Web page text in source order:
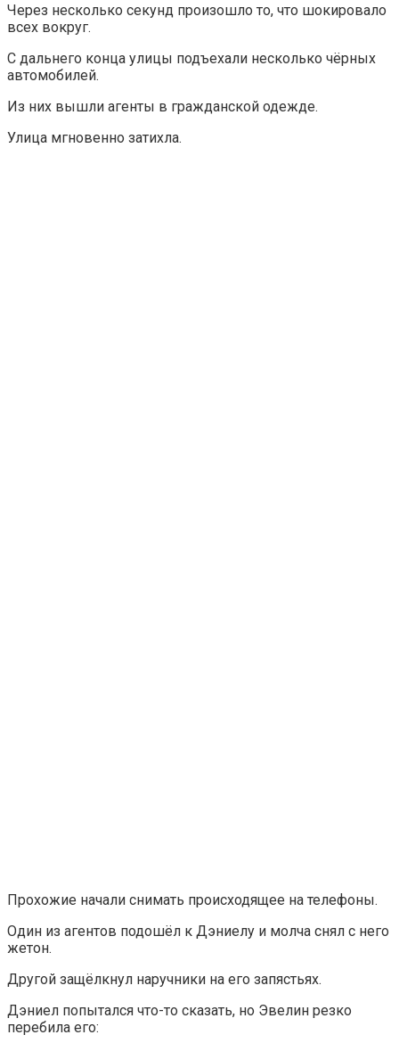
Через несколько секунд произошло то, что шокировало
всех вокруг.
С дальнего конца улицы подъехали несколько чёрных
автомобилей.
Из них вышли агенты в гражданской одежде.
Улица мгновенно затихла.
Прохожие начали снимать происходящее на телефоны.
Один из агентов подошёл к Дэниелу и молча снял с него
жетон.
Другой защёлкнул наручники на его запястьях.
Дэниел попытался что-то сказать, но Эвелин резко
перебила его: